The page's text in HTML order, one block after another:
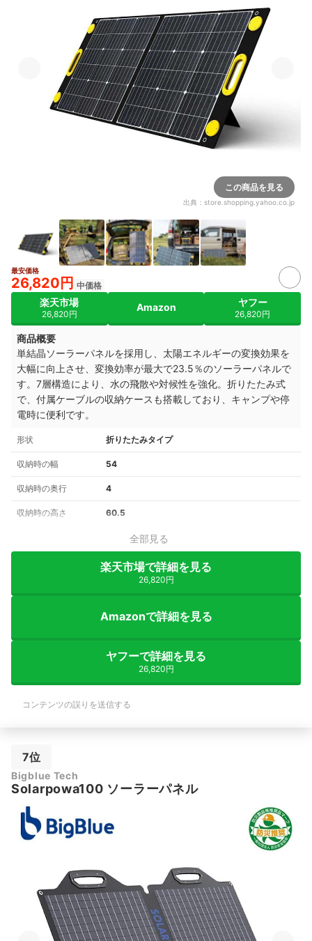
この商品を見る
出典： store.shopping.yahoo.co.jp
最安価格
26,820円 中価格
楽天市場
26,820円
Amazon ヤフー
26,820円
商品概要
単結晶ソーラーパネルを採用し、太陽エネルギーの変換効果を
大幅に向上させ、変換効率が最大で23.5％のソーラーパネルで
す。7層構造により、水の飛散や対候性を強化。折りたたみ式
で、付属ケーブルの収納ケースも搭載しており、キャンプや停
電時に便利です。
形状 折りたたみタイプ
収納時の幅 54
収納時の奥行 4
収納時の高さ 60.5
全部見る
楽天市場で詳細を見る
26,820円
Amazonで詳細を見る
ヤフーで詳細を見る
26,820円
コンテンツの誤りを送信する
7位
Bigblue Tech
Solarpowa100 ソーラーパネル